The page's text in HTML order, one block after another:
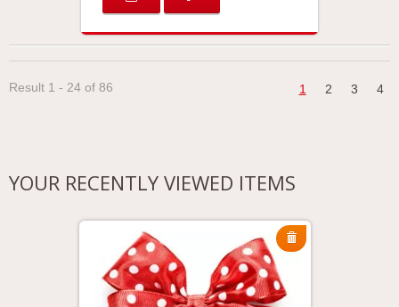
Result 1 - 24 of 86 1 2 3 4
YOUR RECENTLY VIEWED ITEMS